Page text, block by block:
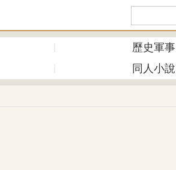
歷史軍事
同人小說